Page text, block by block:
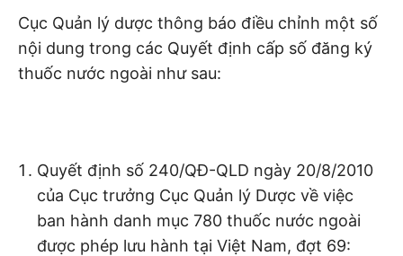
Cục Quản lý dược thông báo điều chỉnh một số
nội dung trong các Quyết định cấp số đăng ký
thuốc nước ngoài như sau:
Quyết định số 240/QĐ-QLD ngày 20/8/2010
của Cục trưởng Cục Quản lý Dược về việc
ban hành danh mục 780 thuốc nước ngoài
được phép lưu hành tại Việt Nam, đợt 69: